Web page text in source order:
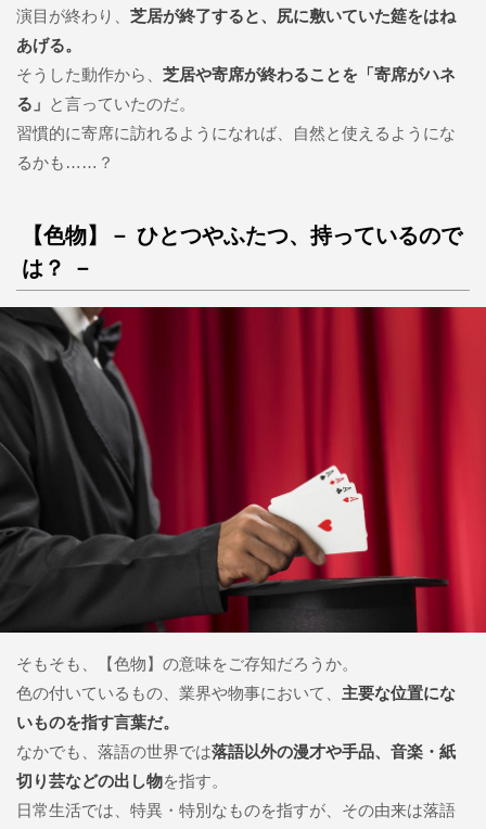
演目が終わり、 芝居が終了すると、尻に敷いていた筵をはね
あげる。
そうした動作から、 芝居や寄席が終わることを「寄席がハネ
る」 と言っていたのだ。
習慣的に寄席に訪れるようになれば、自然と使えるようにな
るかも……？
【色物】－ ひとつやふたつ、持っているので
は？ －
そもそも、【色物】の意味をご存知だろうか。
色の付いているもの、業界や物事において、 主要な位置にな
いものを指す言葉だ。
なかでも、落語の世界では落語以外の漫才や手品、音楽・紙
切り芸などの出し物を指す。
日常生活では、特異・特別なものを指すが、その由来は落語